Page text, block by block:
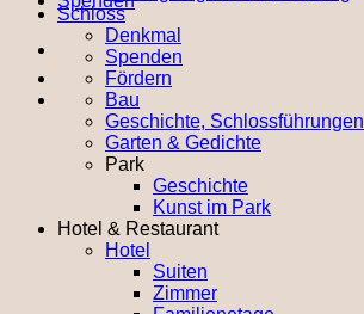
Schloss
Denkmal
Spenden
Fördern
Bau
Geschichte, Schlossführungen
Garten & Gedichte
Park
Geschichte
Kunst im Park
Hotel & Restaurant
Hotel
Suiten
Zimmer